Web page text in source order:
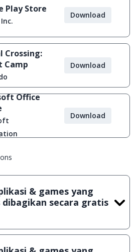
Play Store
Download
Crossing:
Camp
Download
Office
Download
& games yang
dibagikan secara gratis
aplikasi & games yang